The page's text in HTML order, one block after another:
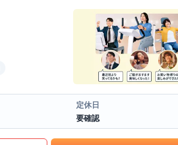
定休日
要確認